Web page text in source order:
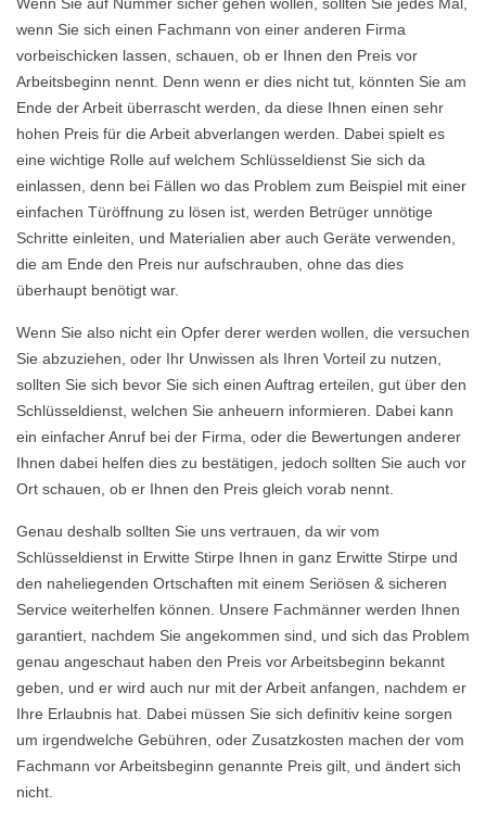
wenn Sie sich einen Fachmann von einer anderen Firma
vorbeischicken lassen, schauen, ob er Ihnen den Preis vor
Arbeitsbeginn nennt. Denn wenn er dies nicht tut, könnten Sie am
Ende der Arbeit überrascht werden, da diese Ihnen einen sehr
hohen Preis für die Arbeit abverlangen werden. Dabei spielt es
eine wichtige Rolle auf welchem Schlüsseldienst Sie sich da
einlassen, denn bei Fällen wo das Problem zum Beispiel mit einer
einfachen Türöffnung zu lösen ist, werden Betrüger unnötige
Schritte einleiten, und Materialien aber auch Geräte verwenden,
die am Ende den Preis nur aufschrauben, ohne das dies
überhaupt benötigt war.
Wenn Sie also nicht ein Opfer derer werden wollen, die versuchen
Sie abzuziehen, oder Ihr Unwissen als Ihren Vorteil zu nutzen,
sollten Sie sich bevor Sie sich einen Auftrag erteilen, gut über den
Schlüsseldienst, welchen Sie anheuern informieren. Dabei kann
ein einfacher Anruf bei der Firma, oder die Bewertungen anderer
Ihnen dabei helfen dies zu bestätigen, jedoch sollten Sie auch vor
Ort schauen, ob er Ihnen den Preis gleich vorab nennt.
Genau deshalb sollten Sie uns vertrauen, da wir vom
Schlüsseldienst in Erwitte Stirpe Ihnen in ganz Erwitte Stirpe und
den naheliegenden Ortschaften mit einem Seriösen & sicheren
Service weiterhelfen können. Unsere Fachmänner werden Ihnen
garantiert, nachdem Sie angekommen sind, und sich das Problem
genau angeschaut haben den Preis vor Arbeitsbeginn bekannt
geben, und er wird auch nur mit der Arbeit anfangen, nachdem er
Ihre Erlaubnis hat. Dabei müssen Sie sich definitiv keine sorgen
um irgendwelche Gebühren, oder Zusatzkosten machen der vom
Fachmann vor Arbeitsbeginn genannte Preis gilt, und ändert sich
nicht.